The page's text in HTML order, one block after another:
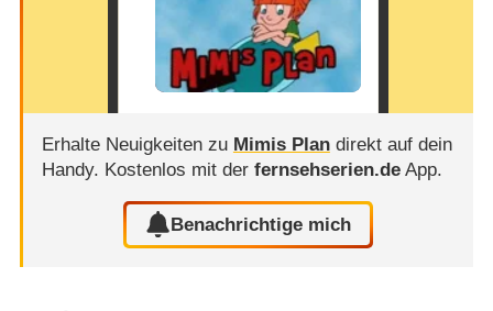
Erhalte Neuigkeiten zu Mimis Plandirekt auf dein
Handy. Kostenlos mit der fernsehserien.deApp.
Benachrichtige mich